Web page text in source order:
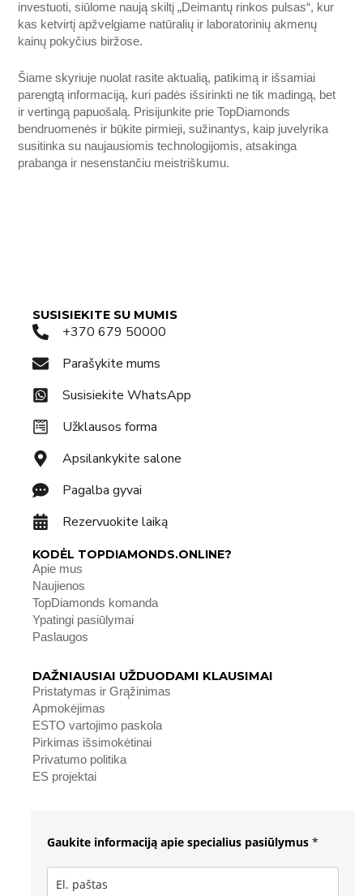
investuoti, siūlome naują skiltį „Deimantų rinkos pulsas“, kur
kas ketvirtį apžvelgiame natūralių ir laboratorinių akmenų
kainų pokyčius biržose.
Šiame skyriuje nuolat rasite aktualią, patikimą ir išsamiai
parengtą informaciją, kuri padės išsirinkti ne tik madingą, bet
ir vertingą papuošalą. Prisijunkite prie TopDiamonds
bendruomenės ir būkite pirmieji, sužinantys, kaip juvelyrika
susitinka su naujausiomis technologijomis, atsakinga
prabanga ir nesenstančiu meistriškumu.
SUSISIEKITE SU MUMIS
+370 679 50000
Parašykite mums
Susisiekite WhatsApp
Užklausos forma
Apsilankykite salone
Pagalba gyvai
Rezervuokite laiką
KODĖL TOPDIAMONDS.ONLINE?
Apie mus
Naujienos
TopDiamonds komanda
Ypatingi pasiūlymai
Paslaugos
DAŽNIAUSIAI UŽDUODAMI KLAUSIMAI
Pristatymas ir Grąžinimas
Apmokėjimas
ESTO vartojimo paskola
Pirkimas išsimokėtinai
Privatumo politika
ES projektai
Gaukite informaciją apie specialius pasiūlymus *